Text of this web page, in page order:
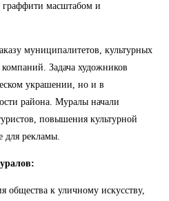
граффити масштабом и
муниципалитетов, культурных
Задача художников
украшении, но и в
района. Муралы начали
повышения культурной
для рекламы.
общества к уличному искусству,